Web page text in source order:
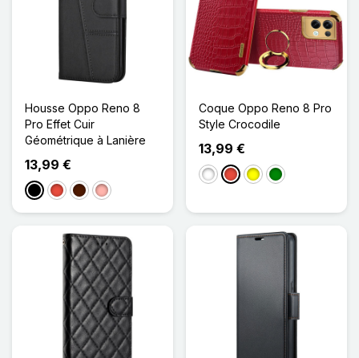
Housse Oppo Reno 8
Pro Effet Cuir
Géométrique à Lanière
13,99 €
NoirRougeMarron Foncé
Or Rose
Coque Oppo Reno 8 Pro
Style Crocodile
13,99 €
BlancRougeJauneVert